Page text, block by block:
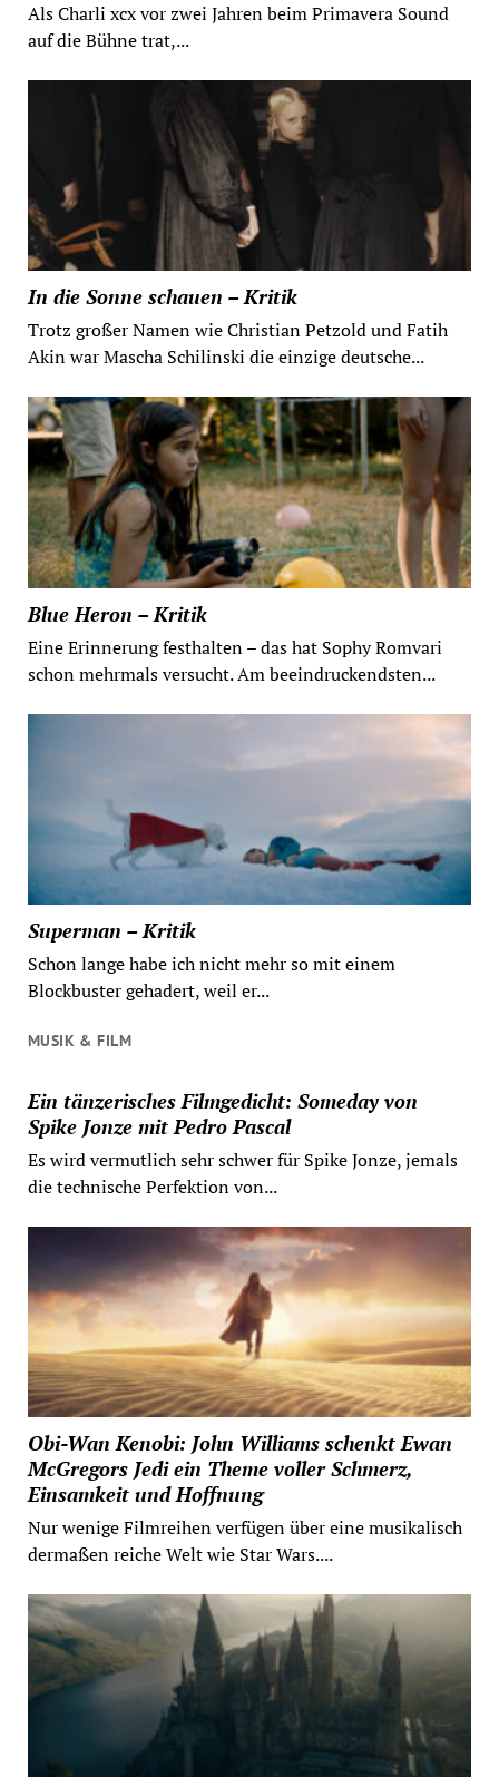
Als Charli xcx vor zwei Jahren beim Primavera Sound
auf die Bühne trat,...
In die Sonne schauen – Kritik
Trotz großer Namen wie Christian Petzold und Fatih
Akin war Mascha Schilinski die einzige deutsche...
Blue Heron – Kritik
Eine Erinnerung festhalten – das hat Sophy Romvari
schon mehrmals versucht. Am beeindruckendsten...
Superman – Kritik
Schon lange habe ich nicht mehr so mit einem
Blockbuster gehadert, weil er...
MUSIK & FILM
Ein tänzerisches Filmgedicht: Someday von
Spike Jonze mit Pedro Pascal
Es wird vermutlich sehr schwer für Spike Jonze, jemals
die technische Perfektion von...
Obi-Wan Kenobi: John Williams schenkt Ewan
McGregors Jedi ein Theme voller Schmerz,
Einsamkeit und Hoffnung
Nur wenige Filmreihen verfügen über eine musikalisch
dermaßen reiche Welt wie Star Wars....